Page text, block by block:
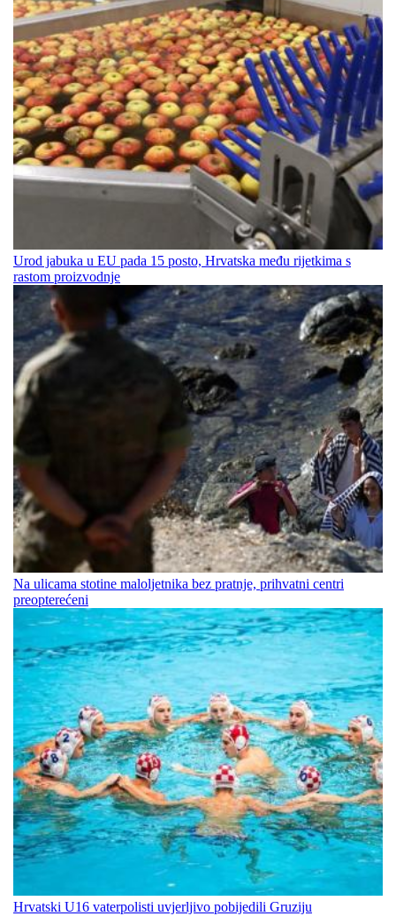
Urod jabuka u EU pada 15 posto, Hrvatska među rijetkima s
rastom proizvodnje
Na ulicama stotine maloljetnika bez pratnje, prihvatni centri
preopterećeni
Hrvatski U16 vaterpolisti uvjerljivo pobijedili Gruziju